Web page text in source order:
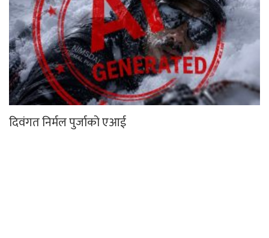
दिवंगत निर्मल पुर्जाको एआई